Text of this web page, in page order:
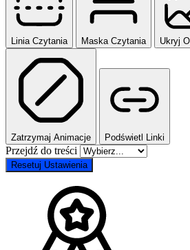
Linia Czytania Maska Czytania Ukryj
Zatrzymaj Animacje Podświetl Linki
Przejdź do treści
Resetuj Ustawienia